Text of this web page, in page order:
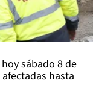
sábado 8 de
hasta